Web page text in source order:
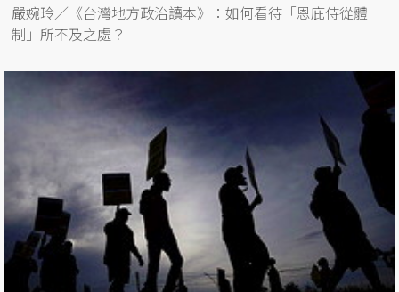
嚴婉玲／《台灣地方政治讀本》：如何看待「恩庇侍從體
制」所不及之處？